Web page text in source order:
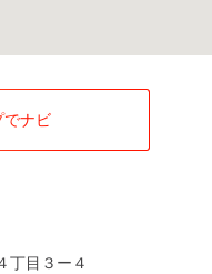
でナビ
丁目３ー４